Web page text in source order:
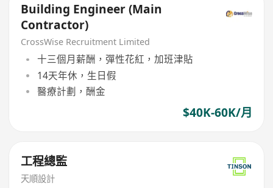
Building Engineer (Main
Contractor)
CrossWise Recruitment Limited
十三個月薪酬，彈性花紅，加班津貼
14天年休，生日假
醫療計劃，酬金
$40K-60K/月
工程總監
天順設計